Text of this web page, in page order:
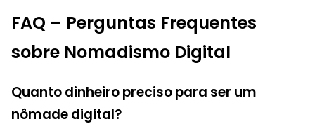
FAQ – Perguntas Frequentes
sobre Nomadismo Digital
Quanto dinheiro preciso para ser um
nômade digital?